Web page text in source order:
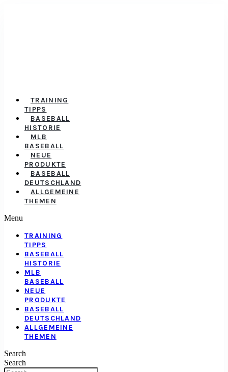
TRAINING
TIPPS
BASEBALL
HISTORIE
MLB
BASEBALL
NEUE
PRODUKTE
BASEBALL
DEUTSCHLAND
ALLGEMEINE
THEMEN
Menu
TRAINING
TIPPS
BASEBALL
HISTORIE
MLB
BASEBALL
NEUE
PRODUKTE
BASEBALL
DEUTSCHLAND
ALLGEMEINE
THEMEN
Search
Search